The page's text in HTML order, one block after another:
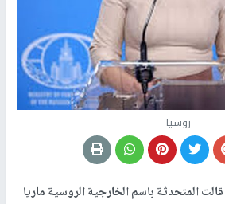
روسيا
قالت المتحدثة باسم الخارجية الروسية ماريا